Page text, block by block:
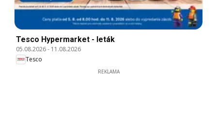
Tesco Hypermarket - leták
05.08.2026- 11.08.2026
Tesco
REKLAMA